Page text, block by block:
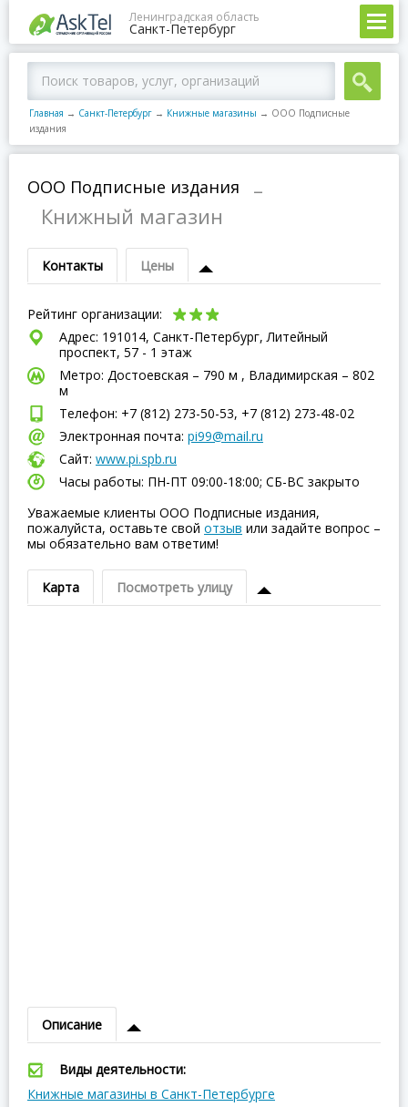
Ленинградская область
Санкт-Петербург
Главная → Санкт-Петербург → Книжные магазины → ООО Подписные
издания
ООО Подписные издания
–
Книжный магазин
Контакты Цены
Рейтинг организации:
Адрес: 191014, Санкт-Петербург, Литейный
проспект, 57 - 1 этаж
Метро: Достоевская – 790 м , Владимирская – 802
м
Телефон: +7 (812) 273-50-53, +7 (812) 273-48-02
Электронная почта: pi99@mail.ru
Сайт: www.pi.spb.ru
Часы работы: ПН-ПТ 09:00-18:00; СБ-ВC закрыто
Уважаемые клиенты ООО Подписные издания,
пожалуйста, оставьте свой отзыв или задайте вопрос –
мы обязательно вам ответим!
Карта Посмотреть улицу
Описание
Виды деятельности:
Книжные магазины в Санкт-Петербурге